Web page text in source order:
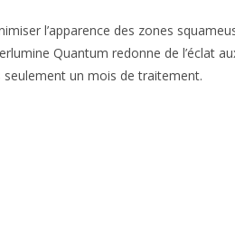
l’apparence des zones
Quantum redonne de l’éclat
un mois de traitement.